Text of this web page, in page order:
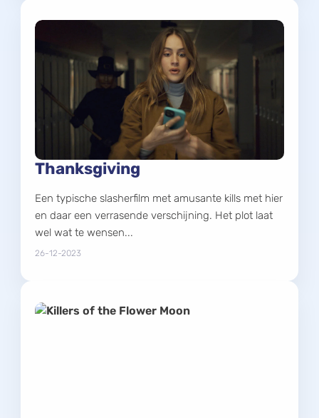
Thanksgiving
Een typische slasherfilm met amusante kills met hier
en daar een verrasende verschijning. Het plot laat
wel wat te wensen...
26-12-2023